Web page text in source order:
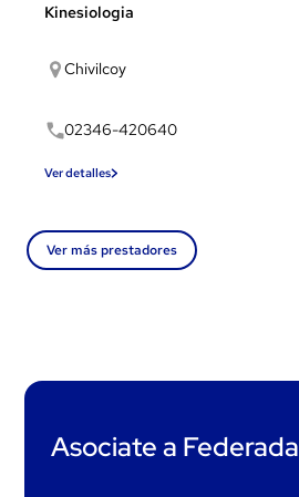
Kinesiologia
Chivilcoy
02346-420640
Ver detalles
Ver más prestadores
Asociate a Federada